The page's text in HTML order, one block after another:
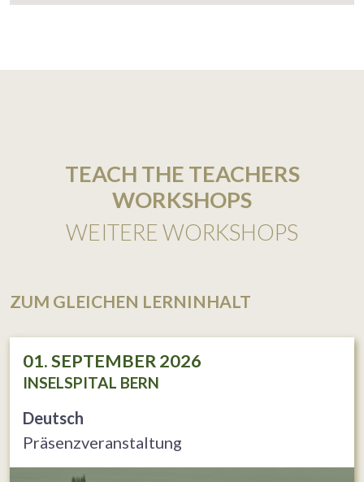
TEACH THE TEACHERS
WORKSHOPS
WEITERE WORKSHOPS
ZUM GLEICHEN LERNINHALT
01. SEPTEMBER 2026
INSELSPITAL BERN
Deutsch
Präsenzveranstaltung